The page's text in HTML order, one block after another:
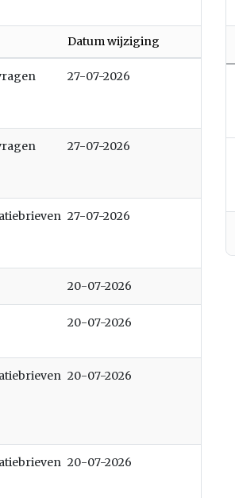
Datum wijziging
27-07-2026
27-07-2026
27-07-2026
20-07-2026
20-07-2026
20-07-2026
20-07-2026